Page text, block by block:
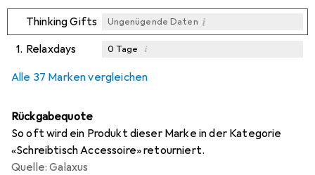
Thinking Gifts Ungenügende Daten i
1. Relaxdays 0 Tage i
Alle 37 Marken vergleichen
Rückgabequote
So oft wird ein Produkt dieser Marke in der Kategorie
«Schreibtisch Accessoire» retourniert.
Quelle: Galaxus